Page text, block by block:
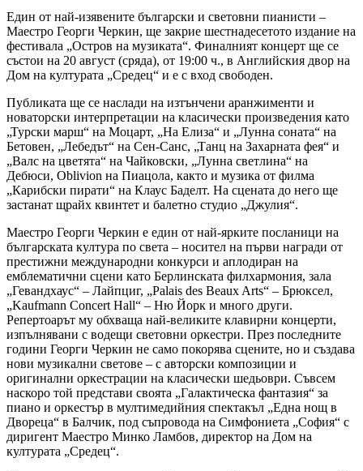
Един от най-изявените български и световни пианисти –
Маестро Георги Черкин, ще закрие шестнадесетото издание на
фестивала „Остров на музиката“. Финалният концерт ще се
състои на 20 август (сряда), от 19:00 ч., в Английския двор на
Дом на културата „Средец“ и е с вход свободен.
Публиката ще се наслади на изтънчени аранжименти и
новаторски интерпретации на класически произведения като
„Турски марш“ на Моцарт, „На Елиза“ и „Лунна соната“ на
Бетовен, „Лебедът“ на Сен-Санс, „Танц на Захарната фея“ и
„Валс на цветята“ на Чайковски, „Лунна светлина“ на
Дебюси, Oblivion на Пиацола, както и музика от филма
„Карибски пирати“ на Клаус Баделт. На сцената до него ще
застанат щрайх квинтет и балетно студио „Джулия“.
Маестро Георги Черкин е един от най-ярките посланици на
българската култура по света – носител на първи награди от
престижни международни конкурси и аплодиран на
емблематични сцени като Берлинската филхармония, зала
„Гевандхаус“ – Лайпциг, „Palais des Beaux Arts“ – Брюксел,
„Kaufmann Concert Hall“ – Ню Йорк и много други.
Репертоарът му обхваща най-великите клавирни концерти,
изпълнявани с водещи световни оркестри. През последните
години Георги Черкин не само покорява сцените, но и създава
нови музикални светове – с авторски композиции и
оригинални оркестрации на класически шедьоври. Съвсем
наскоро той представи своята „Галактическа фантазия“ за
пиано и оркестър в мултимедийния спектакъл „Една нощ в
Двореца“ в Балчик, под съпровода на Симфониета „София“ с
диригент Маестро Минко Ламбов, директор на Дом на
културата „Средец“.